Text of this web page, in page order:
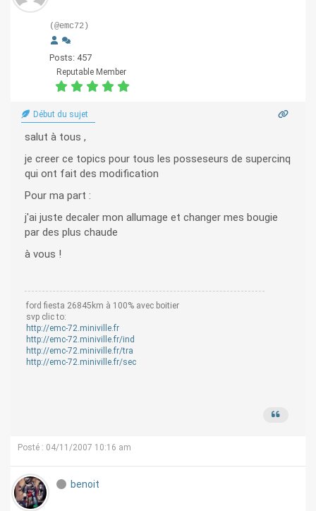
(@emc72)
Posts: 457
Reputable Member
Début du sujet
salut à tous ,
je creer ce topics pour tous les posseseurs de supercinq
qui ont fait des modification
Pour ma part :
j'ai juste decaler mon allumage et changer mes bougie
par des plus chaude
à vous !
ford fiesta 26845km à 100% avec boitier
svp clic to:
http://emc-72.miniville.fr
http://emc-72.miniville.fr/ind
http://emc-72.miniville.fr/tra
http://emc-72.miniville.fr/sec
Posté : 04/11/2007 10:16 am
benoit